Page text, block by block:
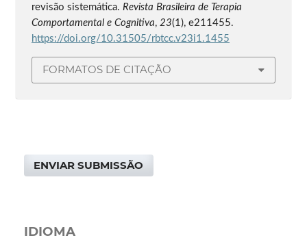
revisão sistemática. Revista Brasileira de Terapia
Comportamental e Cognitiva, 23(1), e211455.
https://doi.org/10.31505/rbtcc.v23i1.1455
FORMATOS DE CITAÇÃO
ENVIAR SUBMISSÃO
IDIOMA